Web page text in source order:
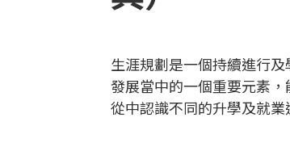
生涯規劃是一個持續進行
發展當中的一個重要元素
從中認識不同的升學及就業